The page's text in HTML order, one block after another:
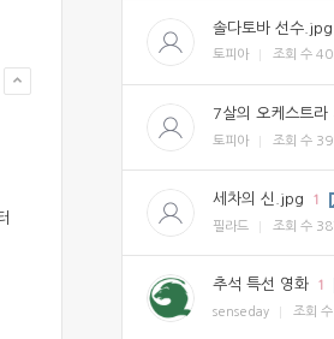
솔다토바 선수.jpg
토피아 조회 수
7살의 오케스트라
토피아
조회 수
세차의 신.jpg
1
필라드
조회 수
추석 특선 영화
1
senseday
조회 수